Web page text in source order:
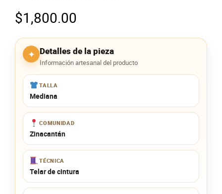
$1,800.00
✦ Detalles de la pieza
Información artesanal del producto
TALLA
Mediana
COMUNIDAD
Zinacantán
TÉCNICA
Telar de cintura